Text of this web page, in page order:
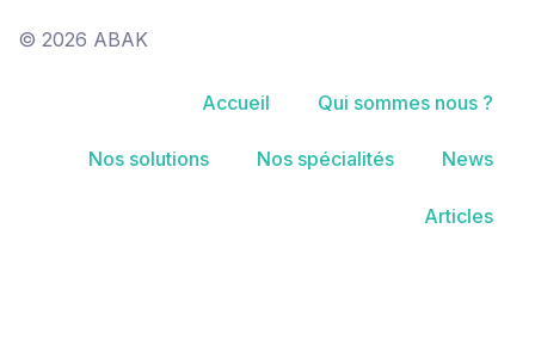
© 2026 ABAK
Accueil Qui sommes nous ?
Nos solutions Nos spécialités News
Articles